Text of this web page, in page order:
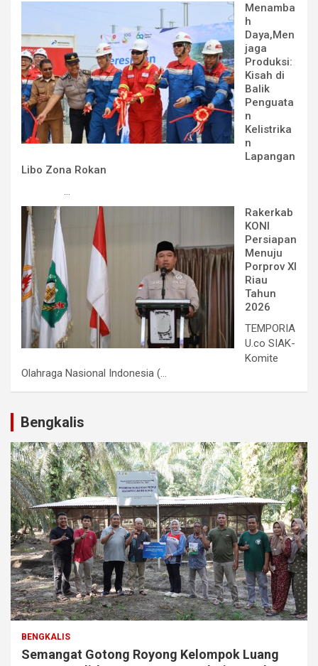
Menamba
h
Daya,Men
jaga
Produksi:
Kisah di
Balik
Penguata
n
Kelistrika
n
Lapangan
Libo Zona Rokan
...
Rakerkab
KONI
Persiapan
Menuju
Porprov XI
Riau
Tahun
2026
TEMPORIA
U.co SIAK-
Komite
Olahraga Nasional Indonesia (...
Bengkalis
BENGKALIS
Semangat Gotong Royong Kelompok Luang